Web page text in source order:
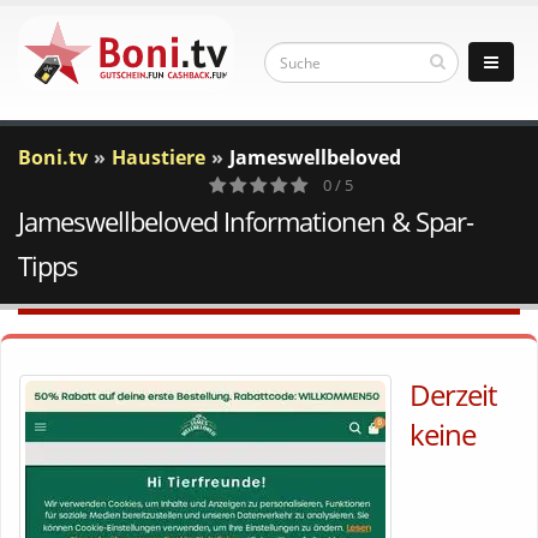
Boni.tv Haustiere Jameswellbeloved
0
Votes
0 / 5
Jameswellbeloved Informationen & Spar-
Tipps
Derzeit
keine